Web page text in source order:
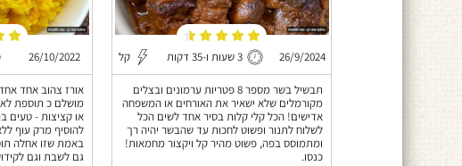
26/9/2024 3 שעות ו-35 דקות קל
תבשיל בשר מספר 8 פטריות ערמונים ובצלים
מקורמלים שלא ישאיר את האורחים או המשפחה
אדישים! הכל קלי קלות בסיר אחד לשים הכל
לשלוח לתנור ופשוט לחכות עד שהבשר יהיה רך
ומתמוסס בפה, פשוט מהיר קל ויקצור מחמאות!
כנסו.
26/10/2022
אורז צהוב אחד
מושלם כ תוספת
או קציצות - טעים
להוסיף מרק עוף
באמת שזו אחלה
גם לשבת וגם